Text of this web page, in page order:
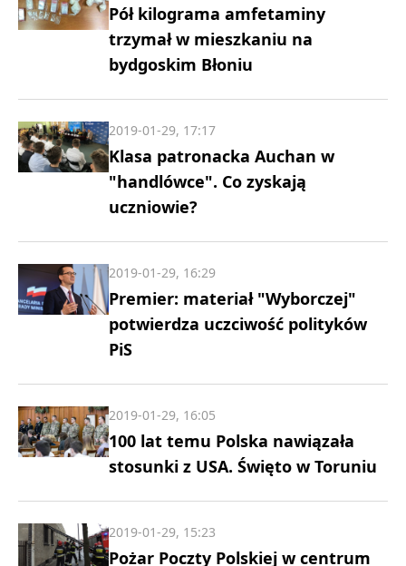
Pół kilograma amfetaminy
trzymał w mieszkaniu na
bydgoskim Błoniu
Klasa patronacka Auchan w
"handlówce". Co zyskają
uczniowie?
2019-01-29, 17:17
Premier: materiał "Wyborczej"
potwierdza uczciwość polityków
PiS
2019-01-29, 16:29
100 lat temu Polska nawiązała
stosunki z USA. Święto w Toruniu
2019-01-29, 16:05
Pożar Poczty Polskiej w centrum
2019-01-29, 15:23